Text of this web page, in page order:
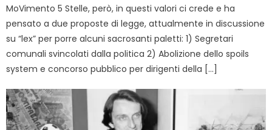
MoVimento 5 Stelle, però, in questi valori ci crede e ha
pensato a due proposte di legge, attualmente in discussione
su “lex” per porre alcuni sacrosanti paletti: 1) Segretari
comunali svincolati dalla politica 2) Abolizione dello spoils
system e concorso pubblico per dirigenti della […]